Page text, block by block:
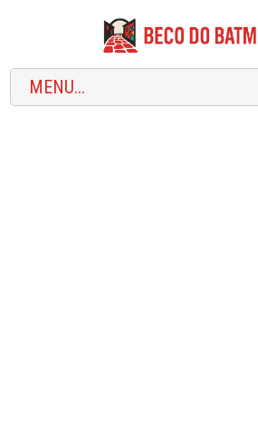
MENU...